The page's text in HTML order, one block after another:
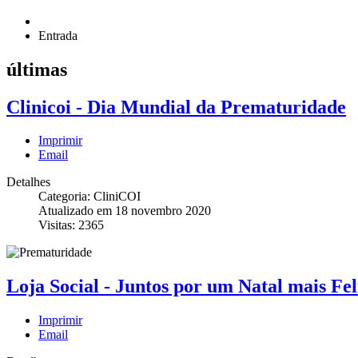
Entrada
últimas
Clinicoi - Dia Mundial da Prematuridade
Imprimir
Email
Detalhes
Categoria: CliniCOI
Atualizado em 18 novembro 2020
Visitas: 2365
Loja Social - Juntos por um Natal mais
Imprimir
Email